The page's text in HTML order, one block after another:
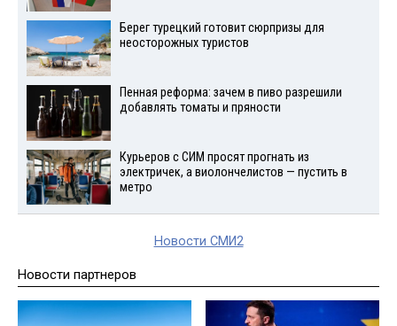
Берег турецкий готовит сюрпризы для
неосторожных туристов
Пенная реформа: зачем в пиво разрешили
добавлять томаты и пряности
Курьеров с СИМ просят прогнать из
электричек, а виолончелистов — пустить в
метро
Новости СМИ2
Новости партнеров